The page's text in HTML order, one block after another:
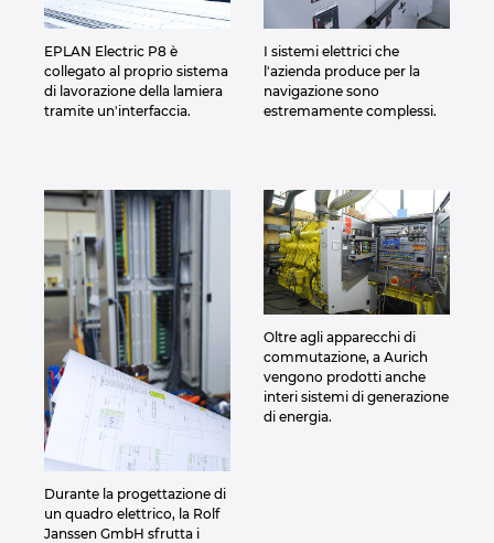
EPLAN Electric P8 è
collegato al proprio sistema
di lavorazione della lamiera
tramite un'interfaccia.
I sistemi elettrici che
l'azienda produce per la
navigazione sono
estremamente complessi.
Durante la progettazione di
un quadro elettrico, la Rolf
Janssen GmbH sfrutta i
Oltre agli apparecchi di
commutazione, a Aurich
vengono prodotti anche
interi sistemi di generazione
di energia.